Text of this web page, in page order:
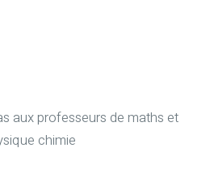
aux professeurs de maths et
chimie